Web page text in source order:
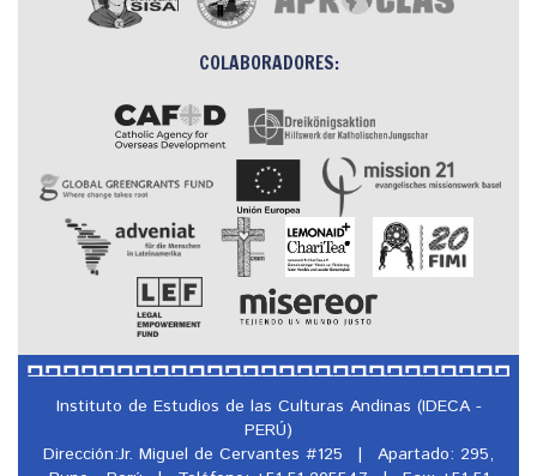
COLABORADORES:
Instituto de Estudios de las Culturas Andinas (IDECA -
PERÚ)
Dirección:Jr. Miguel de Cervantes #125
|
Apartado: 295,